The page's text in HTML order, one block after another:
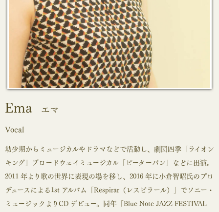
Ema エマ
Vocal
幼少期からミュージカルやドラマなどで活動し、劇団四季「ライオン
キング」ブロードウェイミュージカル「ピーターパン」などに出演。
2011 年より歌の世界に表現の場を移し、2016 年に小倉智昭氏のプロ
デュースによる1st アルバム「Respirar（レスピラール）」でソニー・
ミュージックよりCD デビュー。同年「Blue Note JAZZ FESTIVAL